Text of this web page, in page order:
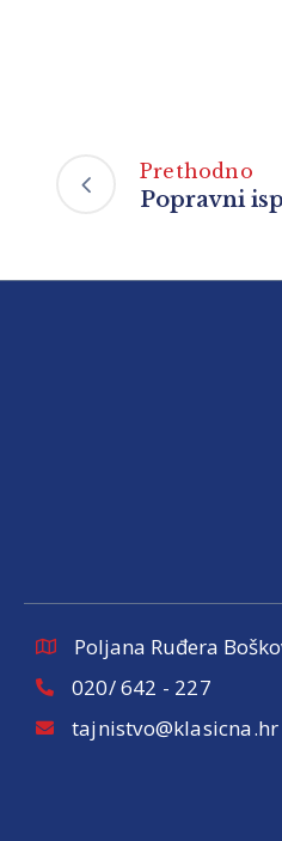
Prethodno
Popravni
Poljana Ruđera
020/ 642 - 227
tajnistvo@klasicna.hr